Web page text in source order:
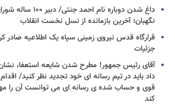
داغ شدن دوباره نام احمد جنتی/ دبیر ۱۰۰
نگهبان؛ آخرین بازمانده از نسل نخست انقلاب
قرارگاه قدس نیروی زمینی سپاه یک اطلاعیه صادر
جزئیات
آقای رئیس جمهور! مطرح شدن شایعه استعفا،
داد باید در تیم رسانه ای خود تجدید نظر کنید/ اقدام
قوی و حساب شده ی رسانه ای می توانست آن را
کند